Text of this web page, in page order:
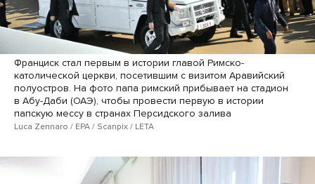
Франциск стал первым в истории главой Римско-
католической церкви, посетившим с визитом Аравийский
полуостров. На фото папа римский прибывает на стадион
в Абу-Даби (ОАЭ), чтобы провести первую в истории
папскую мессу в странах Персидского залива
Luca Zennaro / EPA / Scanpix / LETA